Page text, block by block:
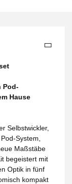
Pod-
Hause
Selbstwickler,
System,
Maßstäbe
begeistert mit
Optik in fünf
kompakt